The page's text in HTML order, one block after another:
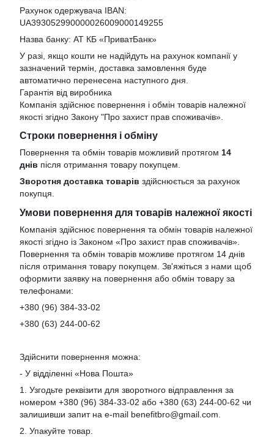
Рахунок одержувача IBAN:
UA393052990000026009000149255
Назва банку: АТ КБ «ПриватБанк»
У разі, якщо кошти не надійдуть на рахунок компанії у
зазначений термін, доставка замовлення буде
автоматично перенесена наступного дня.
Гарантія від виробника
Компанія здійснює повернення і обмін товарів належної
якості згідно Закону "Про захист прав споживачів»
Строки повернення і обміну
Повернення та обмін товарів можливий протягом 14
днів після отримання товару покупцем.
Зворотня доставка товарів здійснюється за рахунок
покупця.
Умови повернення для товарів належної якості
Компанія здійснює повернення та обмін товарів належної
якості згідно із Законом «Про захист прав споживачів».
Повернення та обмін товарів можливе протягом 14 днів
після отримання товару покупцем. Зв'яжіться з нами щоб
оформити заявку на повернення або обмін товару за
телефонами:
+380 (96) 384-33-02
+380 (63) 244-00-62
Здійснити повернення можна:
- У відділенні «Нова Пошта»
1. Узгодьте реквізити для зворотного відправлення за
номером +380 (96) 384-33-02 або +380 (63) 244-00-62 чи
залишивши запит на e-mail benefitbro@gmail.com
2. Упакуйте товар.